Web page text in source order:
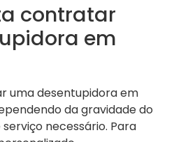
contratar
em
uma desentupidora em
da gravidade do
necessário. Para